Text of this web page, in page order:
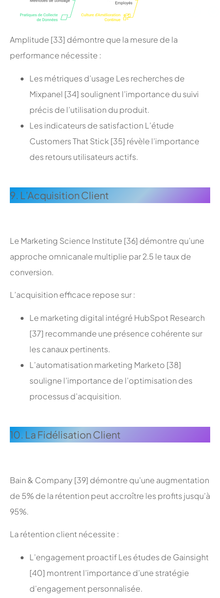
Amplitude [33] démontre que la mesure de la
performance nécessite :
Les métriques d’usage Les recherches de
Mixpanel [34] soulignent l’importance du suivi
précis de l’utilisation du produit.
Les indicateurs de satisfaction L’étude
Customers That Stick [35] révèle l’importance
des retours utilisateurs actifs.
9. L’Acquisition Client
Le Marketing Science Institute [36] démontre qu’une
approche omnicanale multiplie par 2.5 le taux de
conversion.
L’acquisition efficace repose sur :
Le marketing digital intégré HubSpot Research
[37] recommande une présence cohérente sur
les canaux pertinents.
L’automatisation marketing Marketo [38]
souligne l’importance de l’optimisation des
processus d’acquisition.
10. La Fidélisation Client
Bain & Company [39] démontre qu’une augmentation
de 5% de la rétention peut accroître les profits jusqu’à
95%.
La rétention client nécessite :
L’engagement proactif Les études de Gainsight
[40] montrent l’importance d’une stratégie
d’engagement personnalisée.